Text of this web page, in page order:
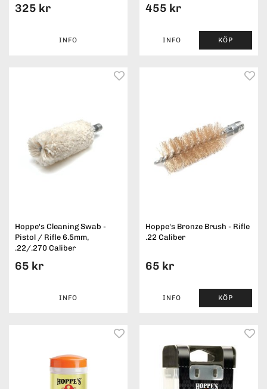
325 kr
INFO
455 kr
INFO KÖP
Hoppe's Cleaning Swab -
Pistol / Rifle 6.5mm,
.22/.270 Caliber
65 kr
INFO
Hoppe's Bronze Brush - Rifle
.22 Caliber
65 kr
INFO KÖP